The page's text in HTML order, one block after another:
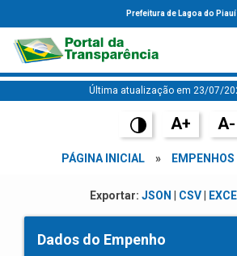
Prefeitura de Lagoa do Piauí
Última atualização em 23/07/
A+ A-
PÁGINA INICIAL » EMPENHOS
Exportar: JSON CSV|
Dados do Empenho